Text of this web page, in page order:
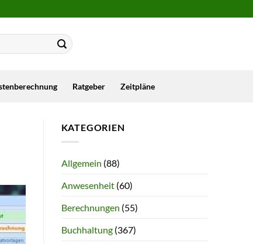
Ratgeber Zeitpläne
KATEGORIEN
Allgemein (88)
Anwesenheit(60)
Berechnungen (55)
Buchhaltung(367)